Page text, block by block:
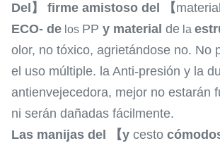
Del】 firme amistoso del 【
ECO- de los PP y material de la
olor, no tóxico, agrietándose no. No
el uso múltiple. la Anti-presión y la
antienvejecedora, mejor no estarán
ni serán dañadas fácilmente.
Las manijas del 【y cesto